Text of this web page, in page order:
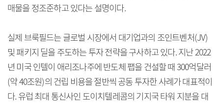
매물을 정조준하고 있다는 설명이다.
실제 브룩필드는 글로벌 시장에서 대기업과의 조인트벤처(JV)
및 패키지 딜을 주도하는 투자 전략을 구사하고 있다. 지난 2022
년 미국 인텔이 애리조나주에 반도체 팹을 건설할 때 300억달러
(약 40조원)의 건립 비용을 절반씩 공동 투자한 사례가 대표적이
다. 유럽 최대 통신사인 도이치텔레콤의 기지국 타워 지분을 대